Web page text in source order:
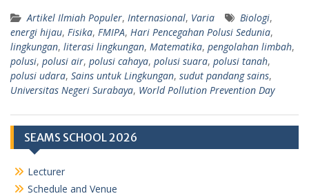
Artikel Ilmiah Populer, Internasional, Varia Biologi,
energi hijau, Fisika, FMIPA, Hari Pencegahan Polusi Sedunia,
lingkungan, literasi lingkungan, Matematika, pengolahan limbah,
polusi, polusi air, polusi cahaya, polusi suara, polusi tanah,
polusi udara, Sains untuk Lingkungan, sudut pandang sains,
Universitas Negeri Surabaya, World Pollution Prevention Day
SEAMS SCHOOL 2026
Lecturer
Schedule and Venue